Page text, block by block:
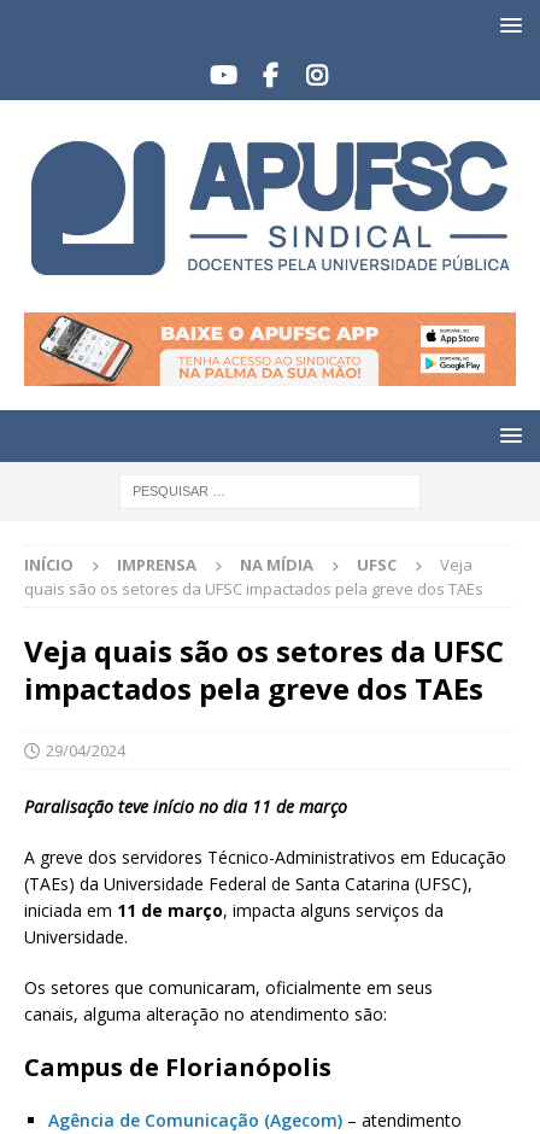
INÍCIO IMPRENSA NA MÍDIA UFSC
Veja
quais são os setores da UFSC impactados pela greve dos TAEs
Veja quais são os setores da UFSC
impactados pela greve dos TAEs
29/04/2024
Paralisação teve início no dia 11 de março
A greve dos servidores Técnico-Administrativos em Educação
(TAEs) da Universidade Federal de Santa Catarina (UFSC),
iniciada em 11 de março, impacta alguns serviços da
Universidade.
Os setores que comunicaram, oficialmente em seus
canais, alguma alteração no atendimento são:
Campus de Florianópolis
Agência de Comunicação (Agecom) – atendimento